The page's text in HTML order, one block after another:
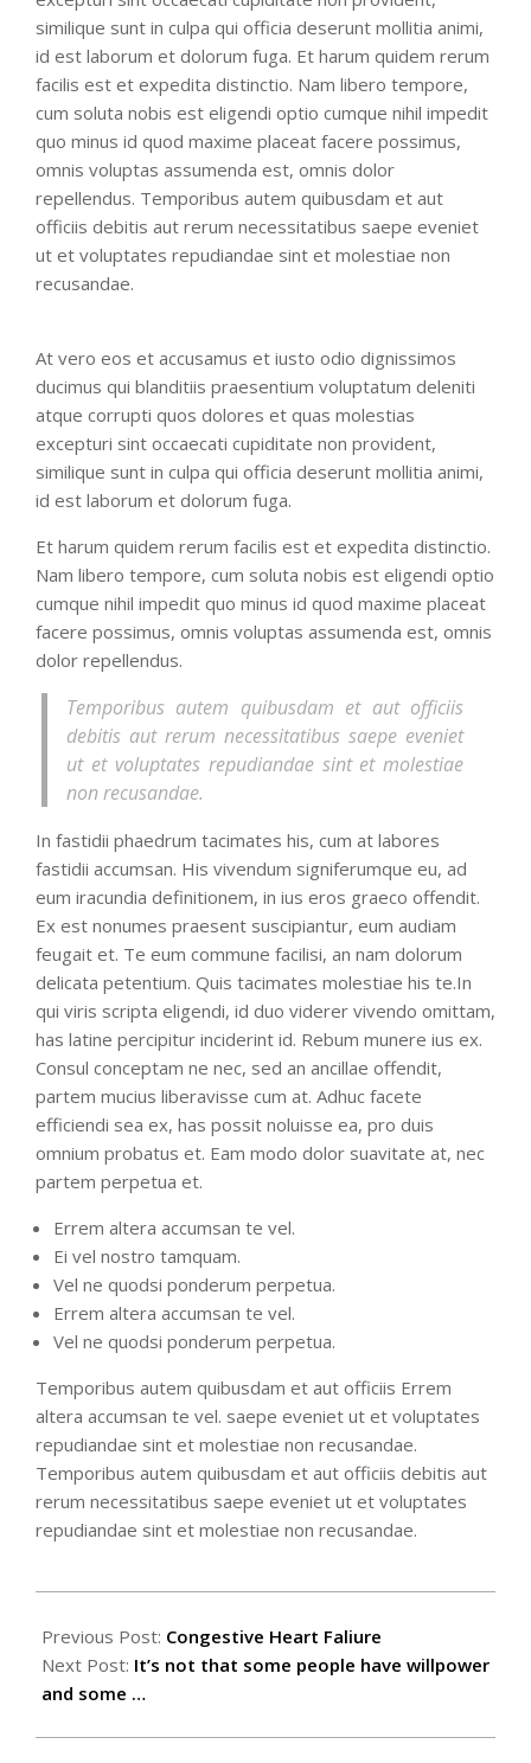
similique sunt in culpa qui officia deserunt mollitia animi,
id est laborum et dolorum fuga. Et harum quidem rerum
facilis est et expedita distinctio. Nam libero tempore,
cum soluta nobis est eligendi optio cumque nihil impedit
quo minus id quod maxime placeat facere possimus,
omnis voluptas assumenda est, omnis dolor
repellendus. Temporibus autem quibusdam et aut
officiis debitis aut rerum necessitatibus saepe eveniet
ut et voluptates repudiandae sint et molestiae non
recusandae.
At vero eos et accusamus et iusto odio dignissimos
ducimus qui blanditiis praesentium voluptatum deleniti
atque corrupti quos dolores et quas molestias
excepturi sint occaecati cupiditate non provident,
similique sunt in culpa qui officia deserunt mollitia animi,
id est laborum et dolorum fuga.
Et harum quidem rerum facilis est et expedita distinctio.
Nam libero tempore, cum soluta nobis est eligendi optio
cumque nihil impedit quo minus id quod maxime placeat
facere possimus, omnis voluptas assumenda est, omnis
dolor repellendus.
Temporibus autem quibusdam et aut officiis
debitis aut rerum necessitatibus saepe eveniet
ut et voluptates repudiandae sint et molestiae
non recusandae.
In fastidii phaedrum tacimates his, cum at labores
fastidii accumsan. His vivendum signiferumque eu, ad
eum iracundia definitionem, in ius eros graeco offendit.
Ex est nonumes praesent suscipiantur, eum audiam
feugait et. Te eum commune facilisi, an nam dolorum
delicata petentium. Quis tacimates molestiae his te.In
qui viris scripta eligendi, id duo viderer vivendo omittam,
has latine percipitur inciderint id. Rebum munere ius ex.
Consul conceptam ne nec, sed an ancillae offendit,
partem mucius liberavisse cum at. Adhuc facete
efficiendi sea ex, has possit noluisse ea, pro duis
omnium probatus et. Eam modo dolor suavitate at, nec
partem perpetua et.
Errem altera accumsan te vel.
Ei vel nostro tamquam.
Vel ne quodsi ponderum perpetua.
Errem altera accumsan te vel.
Vel ne quodsi ponderum perpetua.
Temporibus autem quibusdam et aut officiis Errem
altera accumsan te vel. saepe eveniet ut et voluptates
repudiandae sint et molestiae non recusandae.
Temporibus autem quibusdam et aut officiis debitis aut
rerum necessitatibus saepe eveniet ut et voluptates
repudiandae sint et molestiae non recusandae.
06-
18
Previous Post: Congestive Heart Faliure
Next Post: It’s not that some people have willpower
and some …